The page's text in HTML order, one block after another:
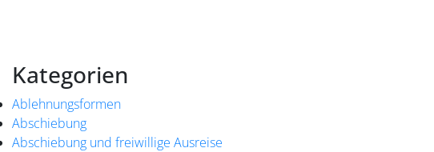
Kategorien
Ablehnungsformen
Abschiebung
Abschiebung und freiwillige Ausreise